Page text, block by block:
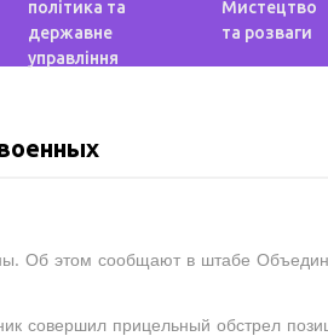
політика та
державне
управління
Мистецтво
та розваги
Об этом сообщают в штабе
совершил прицельный обстрел